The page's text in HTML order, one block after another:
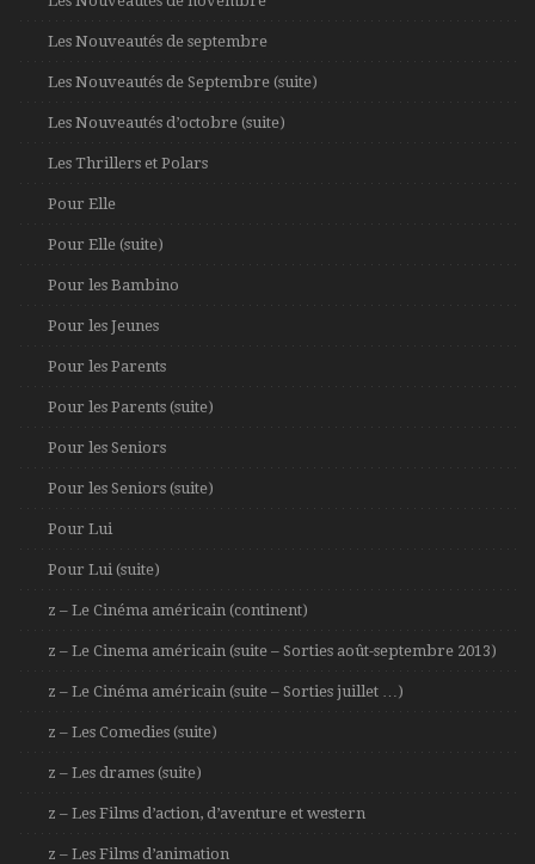
Les Nouveautés de septembre
Les Nouveautés de Septembre (suite)
Les Nouveautés d’octobre (suite)
Les Thrillers et Polars
Pour Elle
Pour Elle (suite)
Pour les Bambino
Pour les Jeunes
Pour les Parents
Pour les Parents (suite)
Pour les Seniors
Pour les Seniors (suite)
Pour Lui
Pour Lui (suite)
z – Le Cinéma américain (continent)
z – Le Cinema américain (suite – Sorties août-septembre 2013)
z – Le Cinéma américain (suite – Sorties juillet …)
z – Les Comedies (suite)
z – Les drames (suite)
z – Les Films d’action, d’aventure et western
z – Les Films d’animation